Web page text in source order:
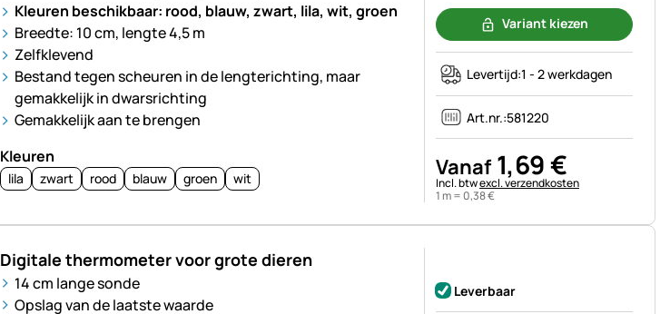
Kleuren beschikbaar: rood, blauw, zwart, lila, wit, groen
Breedte: 10 cm, lengte 4,5 m
Zelfklevend
Bestand tegen scheuren in de lengterichting, maar
gemakkelijk in dwarsrichting
Gemakkelijk aan te brengen
Kleuren
lila zwart rood blauw groen wit
Variant kiezen
Levertijd:1 - 2 werkdagen
Art.nr.:581220
Vanaf 1,69€
Belastinginformatie:
Incl. btwexcl. verzendkosten
1 m = 0,38€
Digitale thermometer voor grote dieren
14 cm lange sonde
Opslag van de laatste waarde
Leverbaar